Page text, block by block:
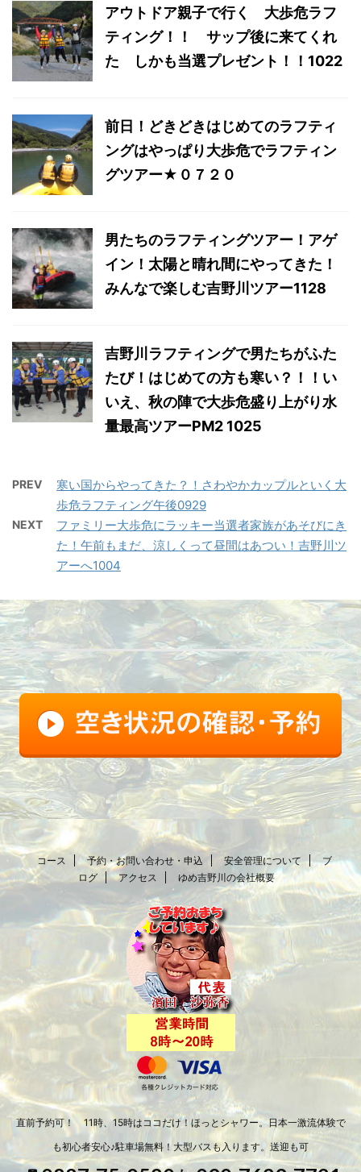
アウトドア親子で行く 大歩危ラフ
ティング！！ サップ後に来てくれ
た しかも当選プレゼント！！1022
前日！どきどきはじめてのラフティ
ングはやっぱり大歩危でラフティン
グツアー★０７２０
男たちのラフティングツアー！アゲ
イン！太陽と晴れ間にやってきた！
みんなで楽しむ吉野川ツアー1128
吉野川ラフティングで男たちがふた
たび！はじめての方も寒い？！！い
いえ、秋の陣で大歩危盛り上がり水
量最高ツアーPM2 1025
PREV
寒い国からやってきた？！さわやかカップルといく大
歩危ラフティング午後0929
NEXT
ファミリー大歩危にラッキー当選者家族があそびにき
た！午前もまだ、涼しくって昼間はあつい！吉野川ツ
アーへ1004
FB
コース 予約・お問い合わせ・申込 安全管理について
ブ
ログ
アクセス ゆめ吉野川の会社概要
直前予約可！ 11時、15時はココだけ！ほっとシャワー。日本一激流体験で
も初心者安心♪駐車場無料！大型バスも入ります。送迎も可